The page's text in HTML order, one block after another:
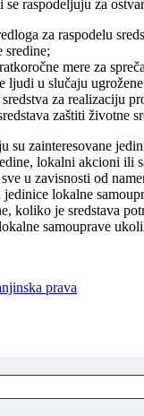
se raspodeljuju za
za raspodelu
sredine;
mere za
ljudi u slučaju
za realizaciju
zaštiti životne
su zainteresovane
lokalni akcioni ili
u zavisnosti od
jedinice lokalne
koliko je sredstava
samouprave
prava